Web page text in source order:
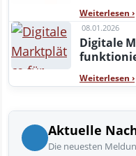
Weiterlesen ›
08.01.2026
Digitale
Weiterlesen ›
Aktuelle
Die neuesten